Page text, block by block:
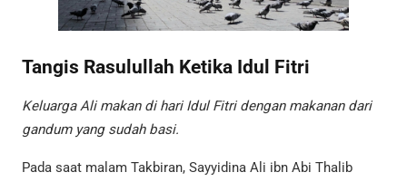
Tangis Rasulullah Ketika Idul Fitri
Keluarga Ali makan di hari Idul Fitri dengan makanan dari
gandum yang sudah basi.
Pada saat malam Takbiran, Sayyidina Ali ibn Abi Thalib